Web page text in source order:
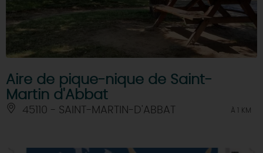
Aire de pique-nique de Saint-
Martin d'Abbat
45110 - SAINT-MARTIN-D'ABBAT À 1 KM